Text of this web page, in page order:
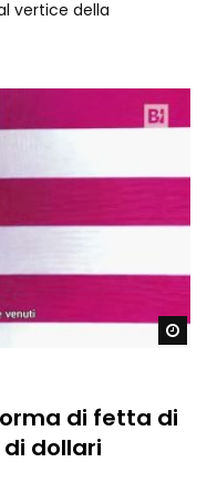
vertice della
di fetta di
dollari